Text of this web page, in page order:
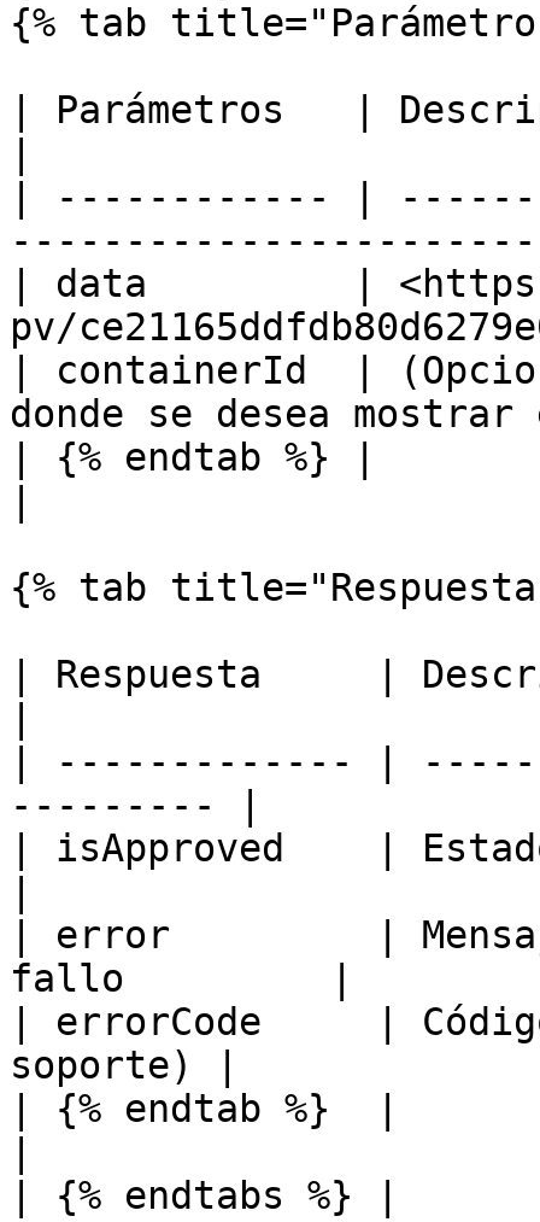
{% tab
| Parámetros   |
| ------------ |
| data         |
pv/
| containerId  |
donde se desea
| {% endtab %} |
{% tab
| Respuesta     |
| ------------- |
--------- |
| isApproved    |
| error         |
fallo         |
| errorCode     |
soporte) |
| {% endtab %}  |
| {% endtabs %} |